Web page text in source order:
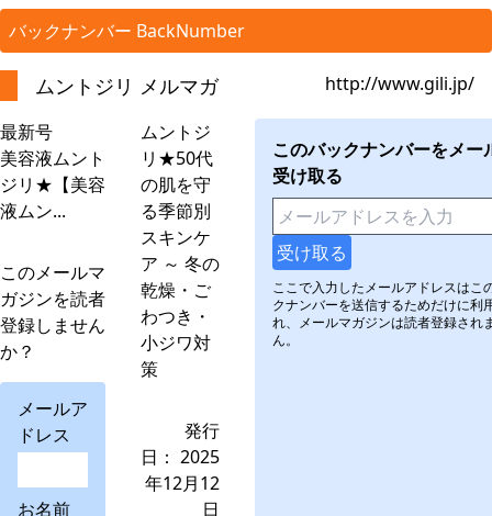
バックナンバー BackNumber
ムントジリ メルマガ
http://www.gili.jp/
最新号
美容液ムント
ジリ★【美容
液ムン...
このメールマ
ガジンを読者
登録しません
か？
メールア
ドレス
お名前
ムントジ
リ★50代
の肌を守
る季節別
スキンケ
ア ～ 冬の
乾燥・ご
わつき・
小ジワ対
策
発行
日： 2025
年12月12
日
このバックナンバーをメー
受け取る
ここで入力したメールアドレスはこ
クナンバーを送信するためだけに利
れ、メールマガジンは読者登録され
ん。